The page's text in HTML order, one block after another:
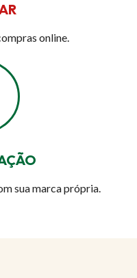
online.
sua marca própria.